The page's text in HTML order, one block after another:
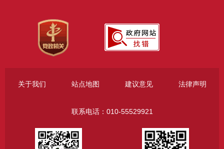
关于我们 站点地图 建议意见 法律声明
联系电话：010-55529921